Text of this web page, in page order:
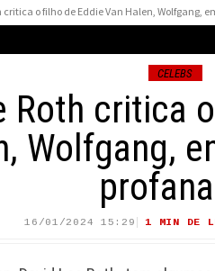
CELEBS
Roth critica
Wolfgang,
16/01/2024 15:29 1 MIN DE
EARL SWEATSHIRT
RECUPERA LADO B DE